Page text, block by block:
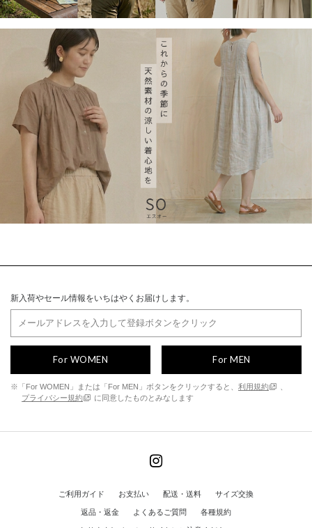
新入荷やセール情報をいちはやくお届けします。
For WOMEN For MEN
※「For WOMEN」または「For MEN」ボタンをクリックすると、 利用規約
プライバシー規約
に同意したものとみなします
ご利用ガイド お支払い 配送・送料 サイズ交換
返品・返金 よくあるご質問 各種規約